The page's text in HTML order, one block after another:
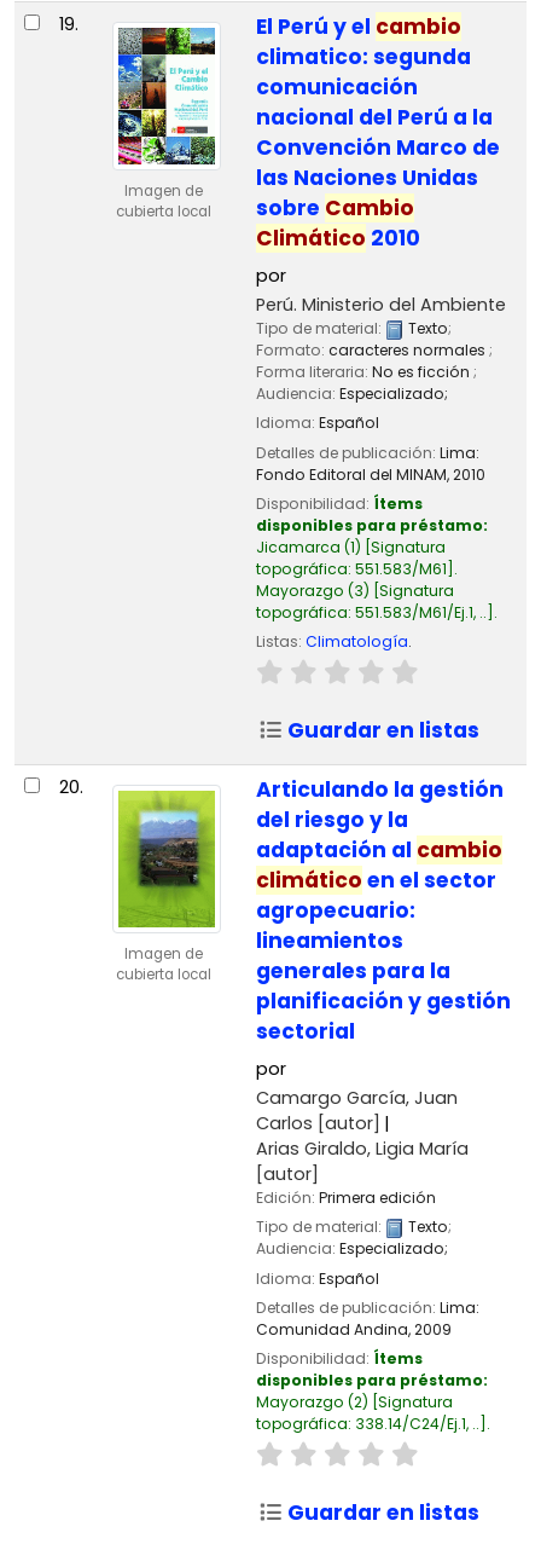
19.
Imagen de
cubierta local
El Perú y el cambio
climatico: segunda
comunicación
nacional del Perú a la
Convención Marco de
las Naciones Unidas
sobre Cambio
Climático 2010
por
Perú. Ministerio del Ambiente
Tipo de material: Texto;
Formato: caracteres normales ;
Forma literaria: No es ficción ;
Audiencia: Especializado;
Idioma: Español
Detalles de publicación: Lima:
Fondo Editoral del MINAM,2010
Disponibilidad: Ítems
disponibles para préstamo:
Jicamarca (1) Signatura
topográfica: 551.583/M61 .
Mayorazgo (3) Signatura
topográfica: 551.583/M61/Ej.1, .. .
Listas: Climatología.
Guardar en listas
20.
Imagen de
cubierta local
Articulando la gestión
del riesgo y la
adaptación al cambio
climático en el sector
agropecuario:
lineamientos
generales para la
planificación y gestión
sectorial
por
Camargo García, Juan
Carlos [autor]
Arias Giraldo, Ligia María
[autor]
Edición: Primera edición
Tipo de material:
Texto;
Audiencia: Especializado;
Idioma: Español
Detalles de publicación: Lima:
Comunidad Andina,2009
Disponibilidad: Ítems
disponibles para préstamo:
Mayorazgo (2) Signatura
topográfica: 338.14/C24/Ej.1, .. .
Guardar en listas